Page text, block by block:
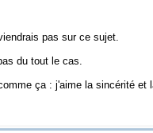
pas sur ce sujet.
du tout le cas.
ça : j'aime la sincérité et